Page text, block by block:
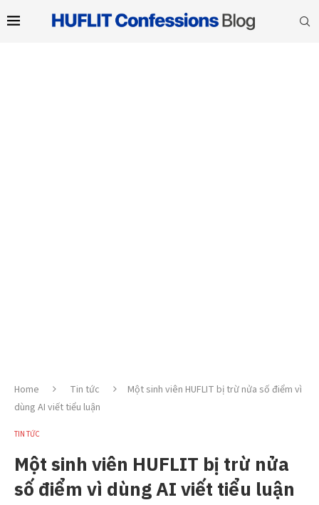
Home Tin tức
Một sinh viên HUFLIT bị trừ nửa số điểm vì
dùng AI viết tiểu luận
TIN TỨC
Một sinh viên HUFLIT bị trừ nửa
số điểm vì dùng AI viết tiểu luận